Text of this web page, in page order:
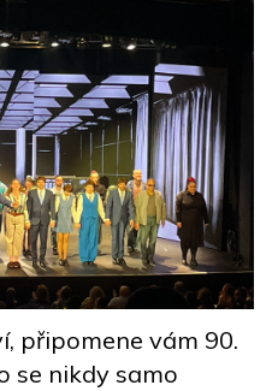
připomene vám 90.
se nikdy samo